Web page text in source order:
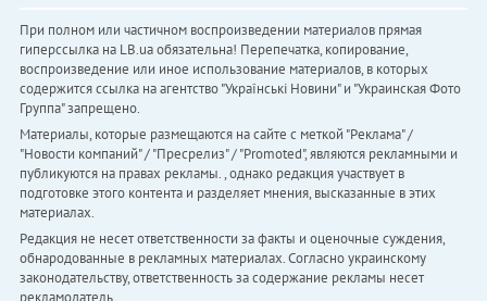
При полном или частичном воспроизведении материалов прямая
гиперссылка на LB.ua обязательна! Перепечатка, копирование,
воспроизведение или иное использование материалов, в которых
содержится ссылка на агентство "Українськi Новини" и "Украинская Фото
Группа" запрещено.
Материалы, которые размещаются на сайте с меткой "Реклама" /
"Новости компаний" / "Пресрелиз" / "Promoted", являются рекламными и
публикуются на правах рекламы. , однако редакция участвует в
подготовке этого контента и разделяет мнения, высказанные в этих
материалах.
Редакция не несет ответственности за факты и оценочные суждения,
обнародованные в рекламных материалах. Согласно украинскому
законодательству, ответственность за содержание рекламы несет
рекламодатель.